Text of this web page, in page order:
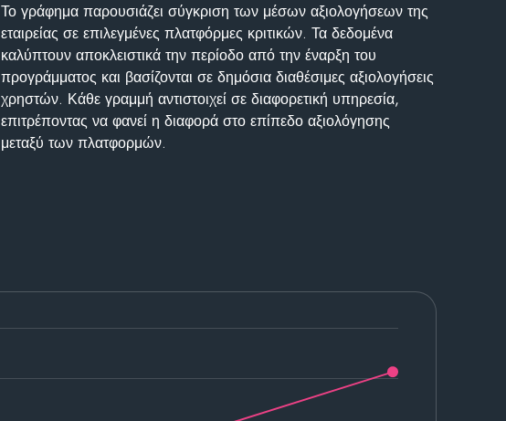
Το γράφημα παρουσιάζει σύγκριση των μέσων αξιολογήσεων της
εταιρείας σε επιλεγμένες πλατφόρμες κριτικών. Τα δεδομένα
καλύπτουν αποκλειστικά την περίοδο από την έναρξη του
προγράμματος και βασίζονται σε δημόσια διαθέσιμες αξιολογήσεις
χρηστών. Κάθε γραμμή αντιστοιχεί σε διαφορετική υπηρεσία,
επιτρέποντας να φανεί η διαφορά στο επίπεδο αξιολόγησης
μεταξύ των πλατφορμών.